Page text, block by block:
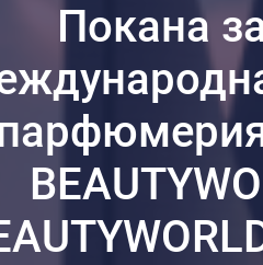
Покана